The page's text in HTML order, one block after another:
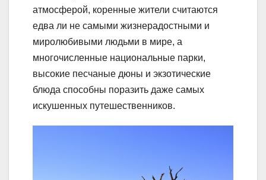
атмосферой, коренные жители считаются
едва ли не самыми жизнерадостными и
миролюбивыми людьми в мире, а
многочисленные национальные парки,
высокие песчаные дюны и экзотические
блюда способны поразить даже самых
искушенных путешественников.